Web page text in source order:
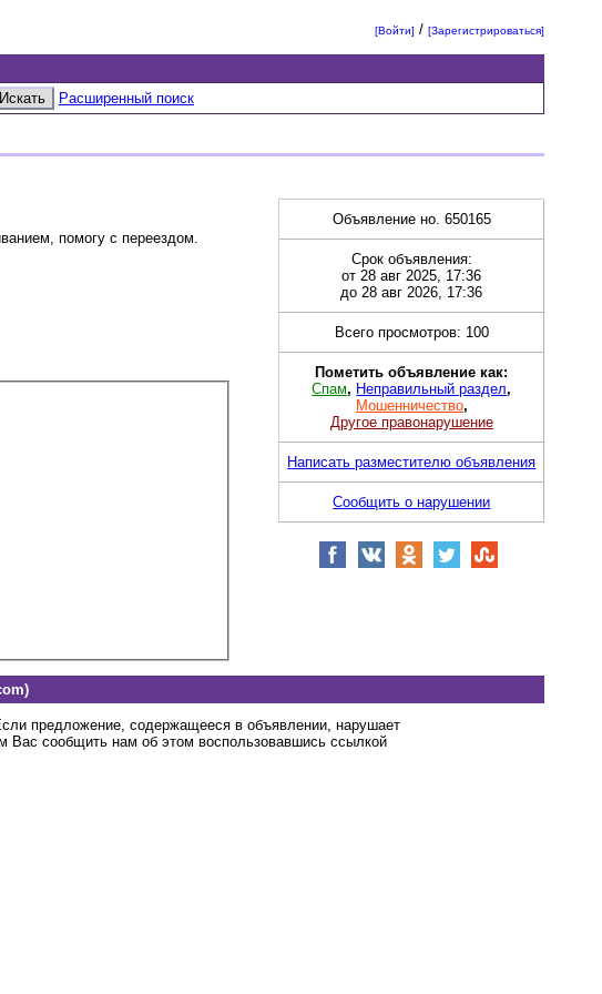
[Войти] /[Зарегистрироваться]
Расширенный поиск
помогу с переездом.
Объявление но. 650165
Срок объявления:
от 28 авг 2025, 17:36
до 28 авг 2026, 17:36
Всего просмотров: 100
Пометить объявление как:
Спам, Неправильный раздел,
Мошенничество,
Другое правонарушение
Написать разместителю объявления
Сообщить о нарушении
предложение, содержащееся в объявлении, нарушает
сообщить нам об этом воспользовавшись ссылкой